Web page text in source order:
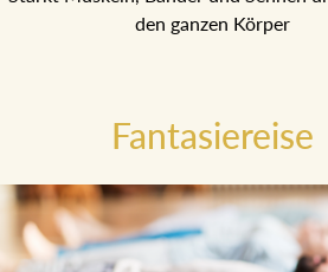
Stärkt Muskeln, Bänder und Sehnen
Fantasiereise